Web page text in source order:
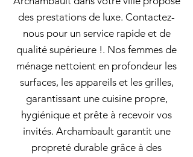
des prestations de luxe. Contactez-
nous pour un service rapide et de
qualité supérieure !. Nos femmes de
ménage nettoient en profondeur les
surfaces, les appareils et les grilles,
garantissant une cuisine propre,
hygiénique et prête à recevoir vos
invités. Archambault garantit une
propreté durable grâce à des